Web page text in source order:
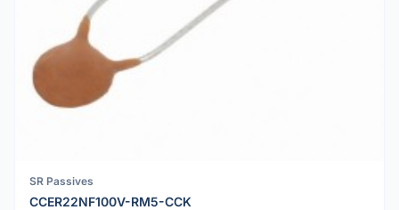
SR Passives
CCER22NF100V-RM5-CCK